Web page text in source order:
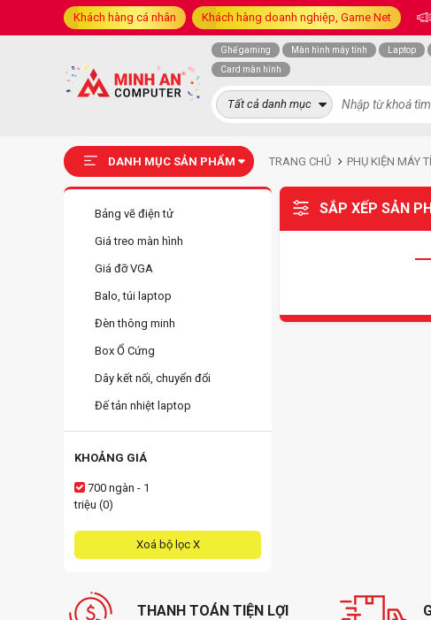
Khách hàng cá nhân Khách hàng doanh nghiệp, Game Net
Ghế gaming Màn hình máy tính Laptop
Card màn hình
Tất cả danh mục
DANH MỤC SẢN PHẨM TRANG CHỦ PHỤ KIỆN MÁY
Bảng vẽ điện tử
Giá treo màn hình
Giá đỡ VGA
Balo, túi laptop
Đèn thông minh
Box Ổ Cứng
Dây kết nối, chuyển đổi
Đế tản nhiệt laptop
KHOẢNG GIÁ
700 ngàn - 1
triệu (0)
Xoá bộ lọc X
SẮP XẾP SẢN
THANH TOÁN TIỆN LỢI